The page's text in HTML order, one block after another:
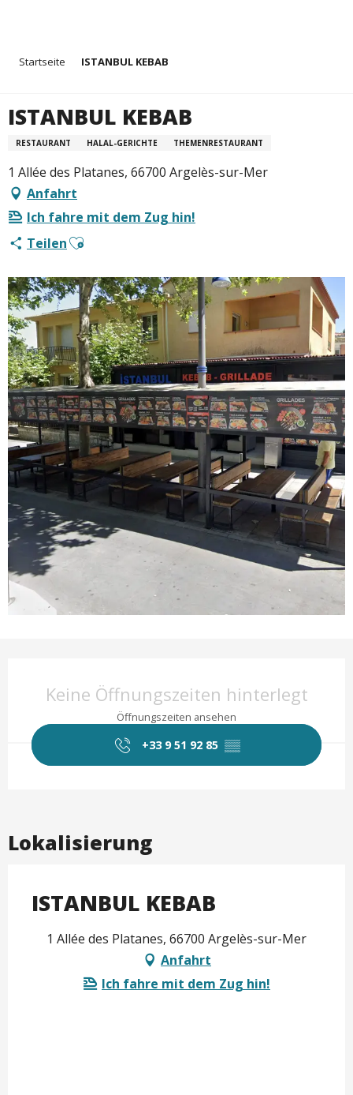
principal
Startseite ISTANBUL KEBAB
ISTANBUL KEBAB
RESTAURANT HALAL-GERICHTE THEMENRESTAURANT
1 Allée des Platanes, 66700 Argelès-sur-Mer
Anfahrt
Ich fahre mit dem Zug hin!
TeilenAjouter aux favoris
Keine Öffnungszeiten hinterlegt
Öffnungszeiten ansehen
+33 9 51 92 85 ▒▒
Lokalisierung
ISTANBUL KEBAB
1 Allée des Platanes, 66700 Argelès-sur-Mer
Anfahrt
Ich fahre mit dem Zug hin!